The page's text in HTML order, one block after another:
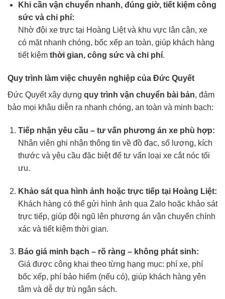
Khi cần vận chuyển nhanh, đúng giờ, tiết kiệm công
sức và chi phí:
Nhờ đội xe trực tại Hoàng Liệt và khu vực lân cận, xe
có mặt nhanh chóng, bốc xếp an toàn, giúp khách hàng
tiết kiệm thời gian, công sức và chi phí.
Quy trình làm việc chuyên nghiệp của Đức Quyết
Đức Quyết xây dựng quy trình vận chuyển bài bản, đảm
bảo mọi khâu diễn ra nhanh chóng, an toàn và minh bạch:
Tiếp nhận yêu cầu – tư vấn phương án xe phù hợp:
Nhân viên ghi nhận thông tin về đồ đạc, số lượng, kích
thước và yêu cầu đặc biệt để tư vấn loại xe cắt nóc tối
ưu.
Khảo sát qua hình ảnh hoặc trực tiếp tại Hoàng Liệt:
Khách hàng có thể gửi hình ảnh qua Zalo hoặc khảo sát
trực tiếp, giúp đội ngũ lên phương án vận chuyển chính
xác và tiết kiệm thời gian.
Báo giá minh bạch – rõ ràng – không phát sinh:
Giá được công khai theo từng hạng mục: phí xe, phí
bốc xếp, phí bảo hiểm (nếu có), giúp khách hàng yên
tâm và dễ dự trù ngân sách.